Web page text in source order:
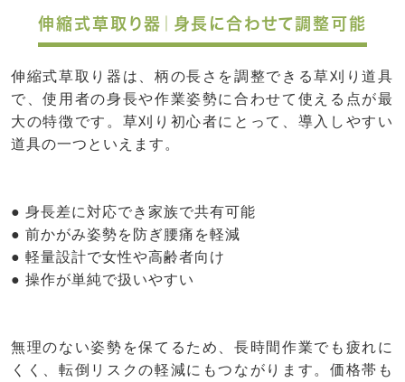
伸縮式草取り器｜身長に合わせて調整可能
伸縮式草取り器は、柄の長さを調整できる草刈り道具
で、使用者の身長や作業姿勢に合わせて使える点が最
大の特徴です。草刈り初心者にとって、導入しやすい
道具の一つといえます。
● 身長差に対応でき家族で共有可能
● 前かがみ姿勢を防ぎ腰痛を軽減
● 軽量設計で女性や高齢者向け
● 操作が単純で扱いやすい
無理のない姿勢を保てるため、長時間作業でも疲れに
くく、転倒リスクの軽減にもつながります。価格帯も